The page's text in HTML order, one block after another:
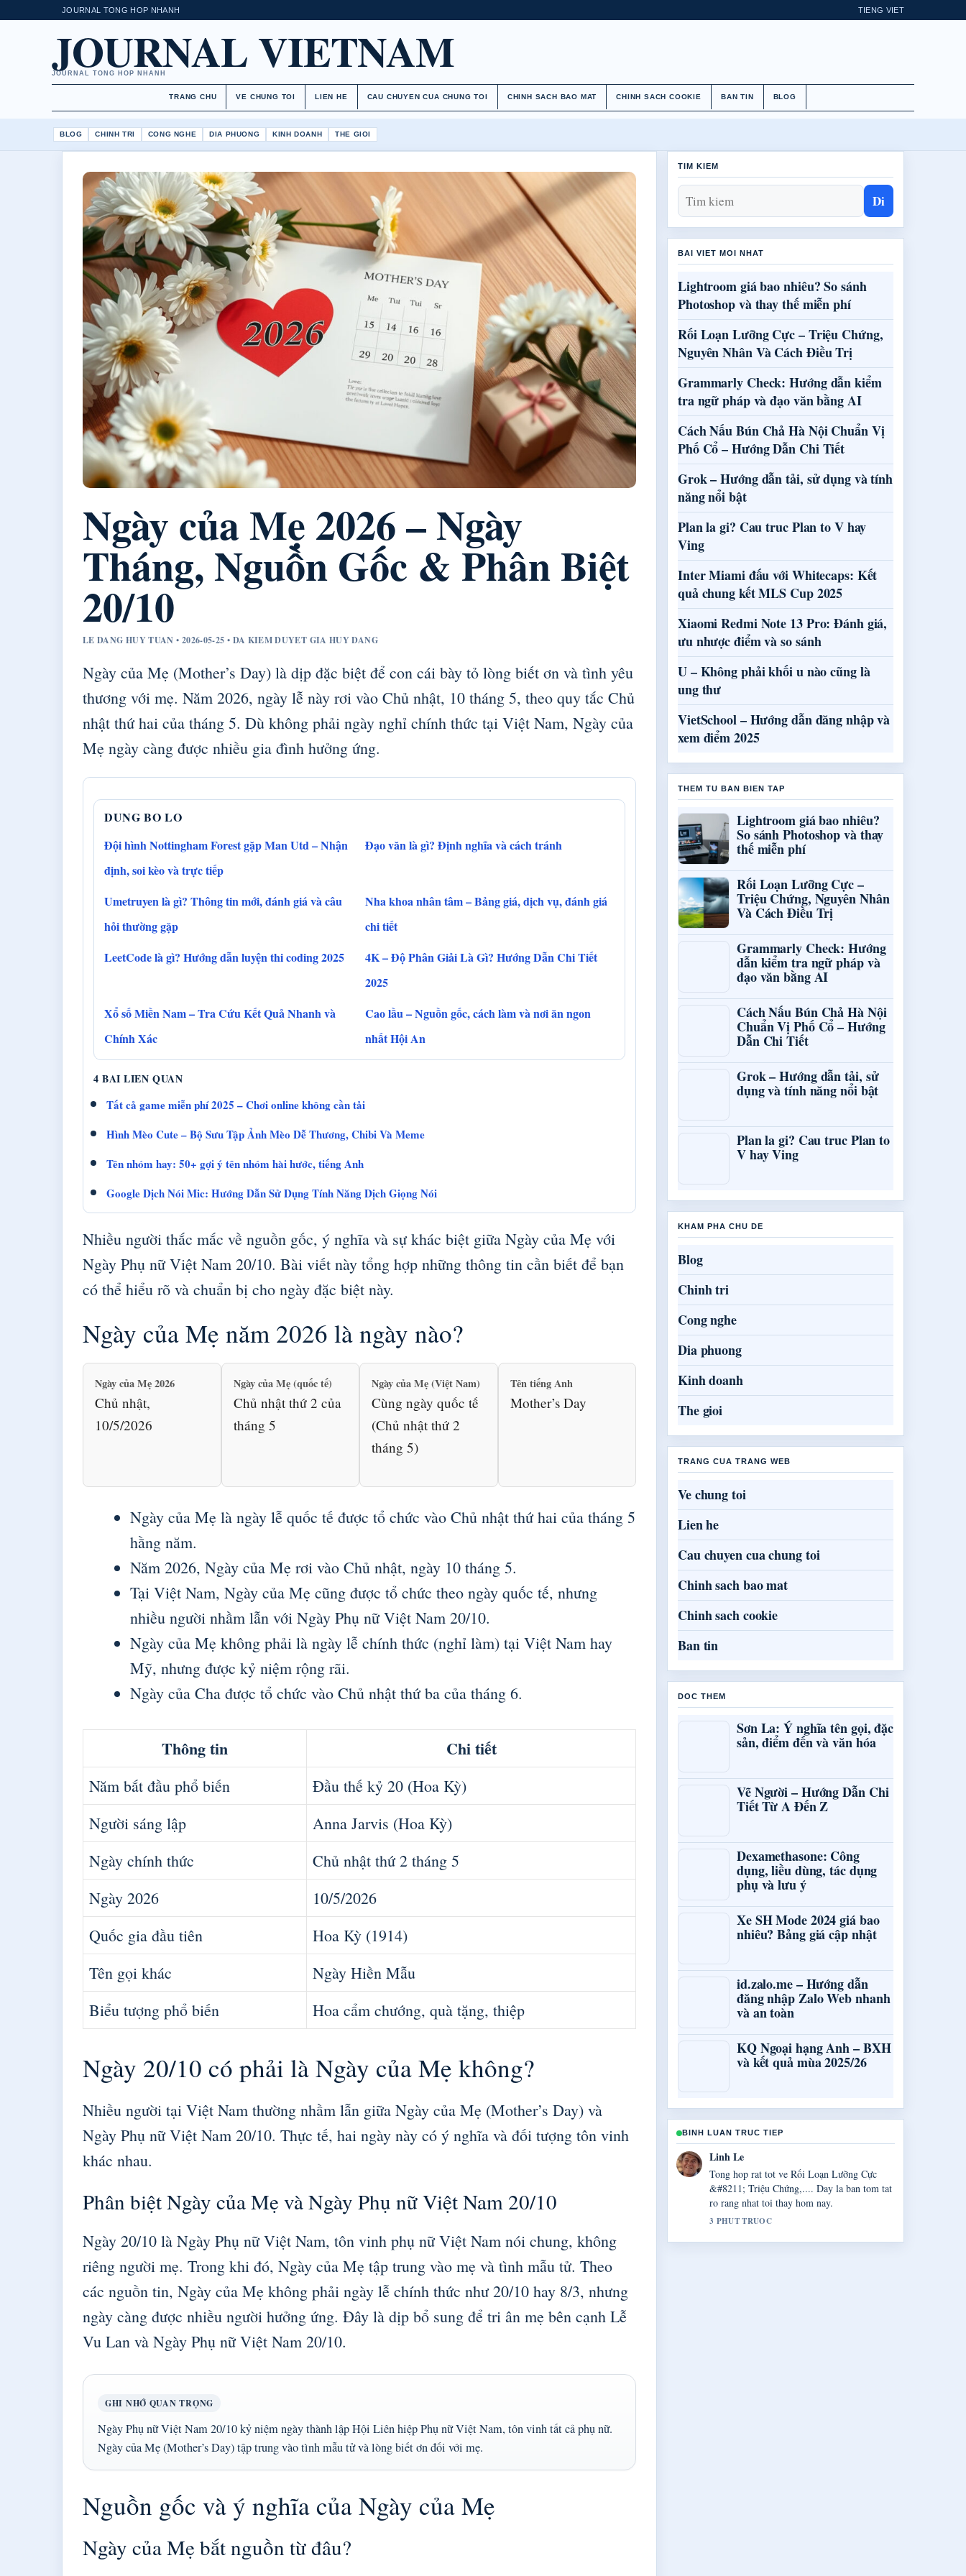
JOURNAL TONG HOP NHANH TIENG VIET
JOURNAL VIETNAM
JOURNAL TONG HOP NHANH
TRANG CHU VE CHUNG TOI LIEN HE CAU CHUYEN CUA CHUNG TOI CHINH SACH BAO MAT CHINH SACH COOKIE BAN TIN BLOG
BLOG CHINH TRI CONG NGHE DIA PHUONG KINH DOANH THE GIOI
Ngày của Mẹ 2026 – Ngày
Tháng, Nguồn Gốc & Phân Biệt
20/10
LE DANG HUY TUAN • 2026-05-25 • DA KIEM DUYET GIA HUY DANG
Ngày của Mẹ (Mother’s Day) là dịp đặc biệt để con cái bày tỏ lòng biết ơn và tình yêu
thương với mẹ. Năm 2026, ngày lễ này rơi vào Chủ nhật, 10 tháng 5, theo quy tắc Chủ
nhật thứ hai của tháng 5. Dù không phải ngày nghỉ chính thức tại Việt Nam, Ngày của
Mẹ ngày càng được nhiều gia đình hưởng ứng.
DUNG BO LO
Đội hình Nottingham Forest gặp Man Utd – Nhận
định, soi kèo và trực tiếp
Đạo văn là gì? Định nghĩa và cách tránh
Umetruyen là gì? Thông tin mới, đánh giá và câu
hỏi thường gặp
Nha khoa nhân tâm – Bảng giá, dịch vụ, đánh giá
chi tiết
LeetCode là gì? Hướng dẫn luyện thi coding 2025
4K – Độ Phân Giải Là Gì? Hướng Dẫn Chi Tiết
2025
Xổ số Miền Nam – Tra Cứu Kết Quả Nhanh và
Chính Xác
Cao lầu – Nguồn gốc, cách làm và nơi ăn ngon
nhất Hội An
4 BAI LIEN QUAN
Tất cả game miễn phí 2025 – Chơi online không cần tải
Hình Mèo Cute – Bộ Sưu Tập Ảnh Mèo Dễ Thương, Chibi Và Meme
Tên nhóm hay: 50+ gợi ý tên nhóm hài hước, tiếng Anh
Google Dịch Nói Mic: Hướng Dẫn Sử Dụng Tính Năng Dịch Giọng Nói
Nhiều người thắc mắc về nguồn gốc, ý nghĩa và sự khác biệt giữa Ngày của Mẹ với
Ngày Phụ nữ Việt Nam 20/10. Bài viết này tổng hợp những thông tin cần biết để bạn
có thể hiểu rõ và chuẩn bị cho ngày đặc biệt này.
Ngày của Mẹ năm 2026 là ngày nào?
Ngày của Mẹ 2026
Chủ nhật,
10/5/2026
Ngày của Mẹ (quốc tế)
Chủ nhật thứ 2 của
tháng 5
Ngày của Mẹ (Việt Nam)
Cùng ngày quốc tế
(Chủ nhật thứ 2
tháng 5)
Tên tiếng Anh
Mother’s Day
Ngày của Mẹ là ngày lễ quốc tế được tổ chức vào Chủ nhật thứ hai của tháng 5
hằng năm.
Năm 2026, Ngày của Mẹ rơi vào Chủ nhật, ngày 10 tháng 5.
Tại Việt Nam, Ngày của Mẹ cũng được tổ chức theo ngày quốc tế, nhưng
nhiều người nhầm lẫn với Ngày Phụ nữ Việt Nam 20/10.
Ngày của Mẹ không phải là ngày lễ chính thức (nghỉ làm) tại Việt Nam hay
Mỹ, nhưng được kỷ niệm rộng rãi.
Ngày của Cha được tổ chức vào Chủ nhật thứ ba của tháng 6.
Thông tin Chi tiết
Năm bắt đầu phổ biến
Đầu thế kỷ 20 (Hoa Kỳ)
Người sáng lập
Anna Jarvis (Hoa Kỳ)
Ngày chính thức
Chủ nhật thứ 2 tháng 5
Ngày 2026
10/5/2026
Quốc gia đầu tiên
Hoa Kỳ (1914)
Tên gọi khác
Ngày Hiền Mẫu
Biểu tượng phổ biến
Hoa cẩm chướng, quà tặng, thiệp
Ngày 20/10 có phải là Ngày của Mẹ không?
Nhiều người tại Việt Nam thường nhầm lẫn giữa Ngày của Mẹ (Mother’s Day) và
Ngày Phụ nữ Việt Nam 20/10. Thực tế, hai ngày này có ý nghĩa và đối tượng tôn vinh
khác nhau.
Phân biệt Ngày của Mẹ và Ngày Phụ nữ Việt Nam 20/10
Ngày 20/10 là Ngày Phụ nữ Việt Nam, tôn vinh phụ nữ Việt Nam nói chung, không
riêng người mẹ. Trong khi đó, Ngày của Mẹ tập trung vào mẹ và tình mẫu tử. Theo
các nguồn tin, Ngày của Mẹ không phải ngày lễ chính thức như 20/10 hay 8/3, nhưng
ngày càng được nhiều người hưởng ứng. Đây là dịp bổ sung để tri ân mẹ bên cạnh Lễ
Vu Lan và Ngày Phụ nữ Việt Nam 20/10.
GHI NHỚ QUAN TRỌNG
Ngày Phụ nữ Việt Nam 20/10 kỷ niệm ngày thành lập Hội Liên hiệp Phụ nữ Việt Nam, tôn vinh tất cả phụ nữ.
Ngày của Mẹ (Mother’s Day) tập trung vào tình mẫu tử và lòng biết ơn đối với mẹ.
Nguồn gốc và ý nghĩa của Ngày của Mẹ
Ngày của Mẹ bắt nguồn từ đâu?
TIM KIEM
Di
BAI VIET MOI NHAT
Lightroom giá bao nhiêu? So sánh
Photoshop và thay thế miễn phí
Rối Loạn Lưỡng Cực – Triệu Chứng,
Nguyên Nhân Và Cách Điều Trị
Grammarly Check: Hướng dẫn kiểm
tra ngữ pháp và đạo văn bằng AI
Cách Nấu Bún Chả Hà Nội Chuẩn Vị
Phố Cổ – Hướng Dẫn Chi Tiết
Grok – Hướng dẫn tải, sử dụng và tính
năng nổi bật
Plan la gi? Cau truc Plan to V hay
Ving
Inter Miami đấu với Whitecaps: Kết
quả chung kết MLS Cup 2025
Xiaomi Redmi Note 13 Pro: Đánh giá,
ưu nhược điểm và so sánh
U – Không phải khối u nào cũng là
ung thư
VietSchool – Hướng dẫn đăng nhập và
xem điểm 2025
THEM TU BAN BIEN TAP
Lightroom giá bao nhiêu?
So sánh Photoshop và thay
thế miễn phí
Rối Loạn Lưỡng Cực –
Triệu Chứng, Nguyên Nhân
Và Cách Điều Trị
Grammarly Check: Hướng
dẫn kiểm tra ngữ pháp và
đạo văn bằng AI
Cách Nấu Bún Chả Hà Nội
Chuẩn Vị Phố Cổ – Hướng
Dẫn Chi Tiết
Grok – Hướng dẫn tải, sử
dụng và tính năng nổi bật
Plan la gi? Cau truc Plan to
V hay Ving
KHAM PHA CHU DE
Blog
Chinh tri
Cong nghe
Dia phuong
Kinh doanh
The gioi
TRANG CUA TRANG WEB
Ve chung toi
Lien he
Cau chuyen cua chung toi
Chinh sach bao mat
Chinh sach cookie
Ban tin
DOC THEM
Sơn La: Ý nghĩa tên gọi, đặc
sản, điểm đến và văn hóa
Vẽ Người – Hướng Dẫn Chi
Tiết Từ A Đến Z
Dexamethasone: Công
dụng, liều dùng, tác dụng
phụ và lưu ý
Xe SH Mode 2024 giá bao
nhiêu? Bảng giá cập nhật
id.zalo.me – Hướng dẫn
đăng nhập Zalo Web nhanh
và an toàn
KQ Ngoại hạng Anh – BXH
và kết quả mùa 2025/26
BINH LUAN TRUC TIEP
Bao Chau Pham
Toi dang theo doi sat Grammarly Check:
Hướng dẫn kiểm tra ngữ... va danh gia cao
giong dieu can bang.
5 PHUT TRUOC